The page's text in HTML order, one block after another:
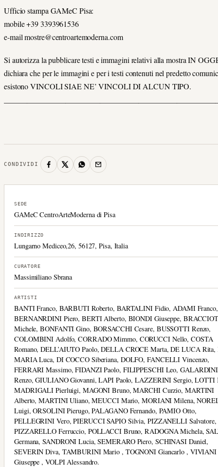
Ufficio stampa GAMeC Pisa:
mobile +39 3393961536
e-mail mostre@centroartemoderna.com
Si autorizza la pubblicare testi e immagini relativi alla mostra IN
dichiara che per le immagini e per i testi contenuti nel predetto
esistono VINCOLI SIAE NE’ VINCOLI DI ALCUN TIPO.
CONDIVIDI
SEDE
GAMeC CentroArteModerna di Pisa
INDIRIZZO
Lungarno Mediceo,26, 56127, Pisa, Italia
CURATORE
Massimiliano Sbrana
ARTISTI
BANTI Franco, BARBUTI Roberto, BARTALINI Fidio, ADAMI Franco,
BERNANRDINI Piero, BERTI Alberto, BIONDI Giuseppe,
Michele, BONFANTI Gino, BORSACCHI Cesare, BUSSOTTI Renzo,
COLOMBINI Adolfo, CORRADO Mimmo, CORUCCI Nello, COSTA
Romano, DELL’AIUTO Paolo, DELLA CROCE Marta, DE LUCA Rita,
MARIA Luca, DI COCCO Siberiana, DOLFO, FANCELLI Vincenzo,
FERRARI Massimo, FIDANZI Paolo, FILIPPESCHI Leo, GALARDINI
Renzo, GIULIANO Giovanni, LAPI Paolo, LAZZERINI Sergio, LOTTI
MADRIGALI Pierluigi, MAGONI Bruno, MARCHI Curzio, MARTINI
Alberto, MARTINI Uliano, MEUCCI Mario, MORIANI Milena,
Luigi, ORSOLINI Pierugo, PALAGANO Fernando, PAMIO Otto,
PELLEGRINI Vero, PIERUCCI SAPIO Silvia, PIZZANELLI Salvatore,
PIZZARELLO Ferruccio, POLLACCI Bruno, RADOGNA Michela,
Germana, SANDRONI Lucia, SEMERARO Piero, SCHINASI Daniel,
SEVERIN Diva, TAMBURINI Mario , TOGNONI Giancarlo , VIVIANI
Giuseppe , VOLPI Alessandro.